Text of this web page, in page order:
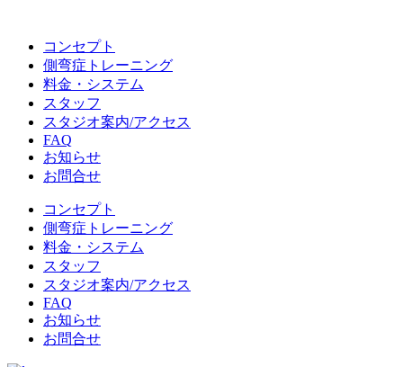
コンセプト
側弯症トレーニング
料金・システム
スタッフ
スタジオ案内/アクセス
FAQ
お知らせ
お問合せ
コンセプト
側弯症トレーニング
料金・システム
スタッフ
スタジオ案内/アクセス
FAQ
お知らせ
お問合せ